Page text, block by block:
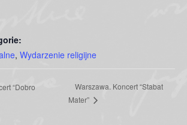
, Wydarzenie religijne
“Dobro
Warszawa. Koncert “Stabat
Mater”